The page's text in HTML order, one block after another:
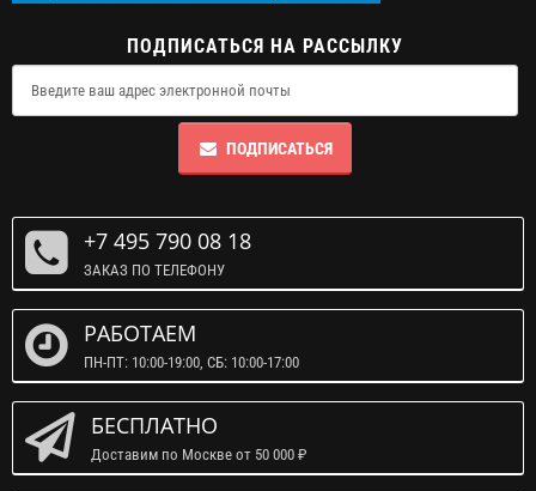
ПОДПИСАТЬСЯ НА РАССЫЛКУ
ПОДПИСАТЬСЯ
+7 495 790 08 18
ЗАКАЗ ПО ТЕЛЕФОНУ
РАБОТАЕМ
ПН-ПТ: 10:00-19:00, СБ: 10:00-17:00
БЕСПЛАТНО
Доставим по Москве от 50 000 ₽